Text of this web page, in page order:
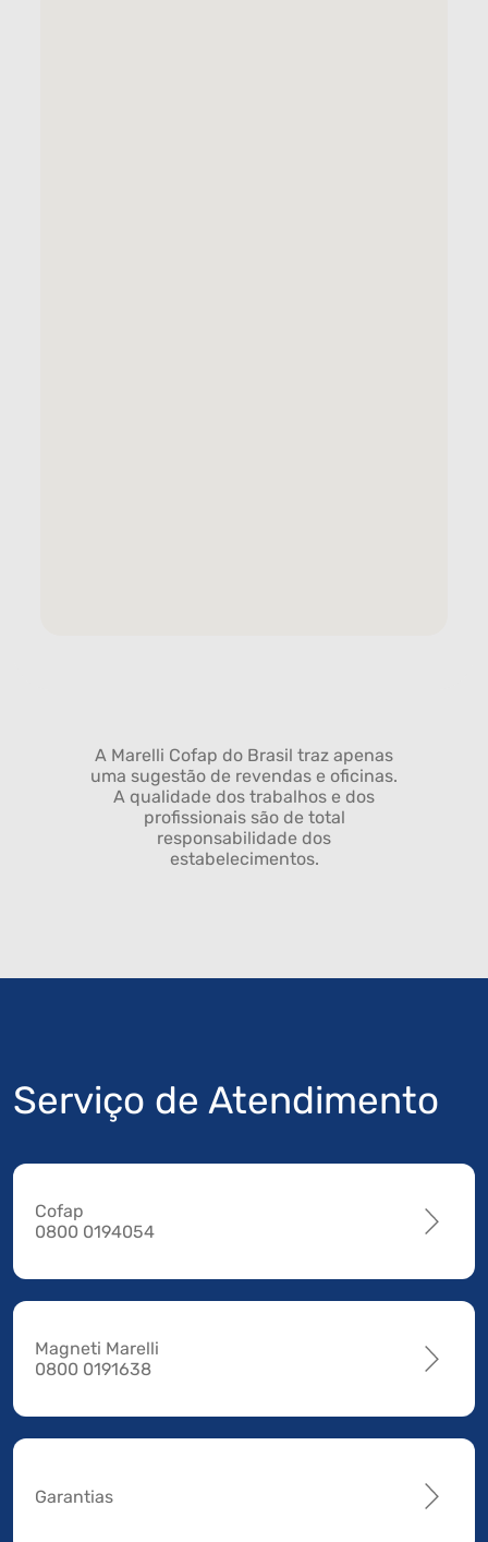
A Marelli Cofap do Brasil traz apenas
uma sugestão de revendas e oficinas.
A qualidade dos trabalhos e dos
profissionais são de total
responsabilidade dos
estabelecimentos.
Serviço de Atendimento
Cofap
0800 0194054
Magneti Marelli
0800 0191638
Garantias